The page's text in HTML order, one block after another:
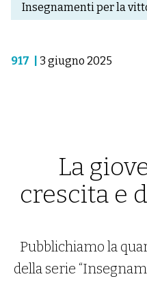
Insegnamenti per la
917 3 giugno 2025
La
crescita e
Pubblichiamo la
della serie